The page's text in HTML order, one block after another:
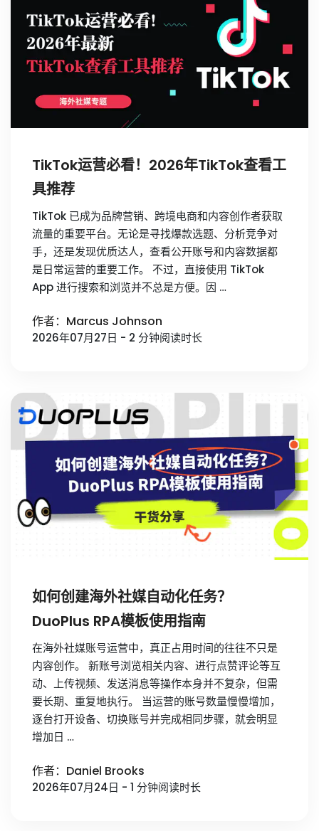
TikTok运营必看！2026年TikTok查看工
具推荐
TikTok 已成为品牌营销、跨境电商和内容创作者获取
流量的重要平台。无论是寻找爆款选题、分析竞争对
手，还是发现优质达人，查看公开账号和内容数据都
是日常运营的重要工作。 不过，直接使用 TikTok
App 进行搜索和浏览并不总是方便。因 …
作者：Marcus Johnson
2026年07月27日 - 2 分钟阅读时长
如何创建海外社媒自动化任务？
DuoPlus RPA模板使用指南
在海外社媒账号运营中，真正占用时间的往往不只是
内容创作。 新账号浏览相关内容、进行点赞评论等互
动、上传视频、发送消息等操作本身并不复杂，但需
要长期、重复地执行。 当运营的账号数量慢慢增加，
逐台打开设备、切换账号并完成相同步骤，就会明显
增加日 …
作者：Daniel Brooks
2026年07月24日 - 1 分钟阅读时长